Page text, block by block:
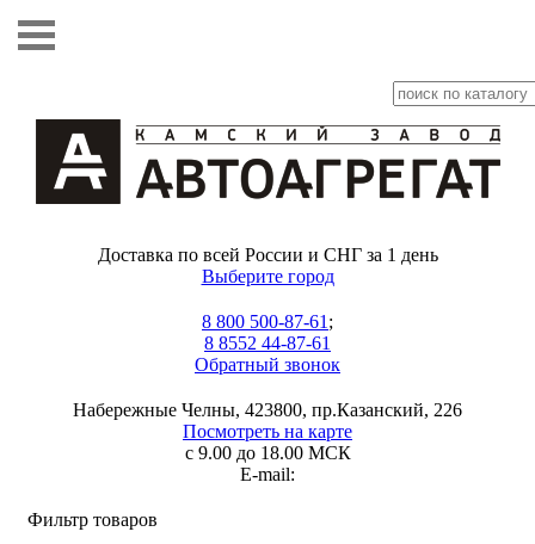
Доставка по всей России и СНГ за 1 день
Выберите город
8 800 500-87-61 ;
8 8552 44-87-61
Обратный звонок
Набережные Челны, 423800, пр.Казанский, 226
Посмотреть на карте
с 9.00 до 18.00 МСК
E-mail:
Фильтр товаров